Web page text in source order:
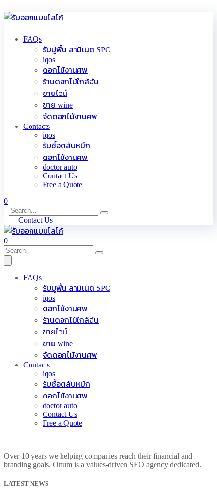
FAQs
รับปูพื้น ลามิเนต SPC
iqos
ดอกไม้งานศพ
ร้านดอกไม้ใกล้ฉัน
ขายไวน์
ขาย wine
จัดดอกไม้งานศพ
Contacts
iqos
รับซื้อตลับหมึก
ดอกไม้งานศพ
doctor auto
Contact Us
Free a Quote
0
Contact Us
0
FAQs
รับปูพื้น ลามิเนต SPC
iqos
ดอกไม้งานศพ
ร้านดอกไม้ใกล้ฉัน
ขายไวน์
ขาย wine
จัดดอกไม้งานศพ
Contacts
iqos
รับซื้อตลับหมึก
ดอกไม้งานศพ
doctor auto
Contact Us
Free a Quote
Over 10 years we helping companies reach their financial and
branding goals. Onum is a values-driven SEO agency dedicated.
LATEST NEWS